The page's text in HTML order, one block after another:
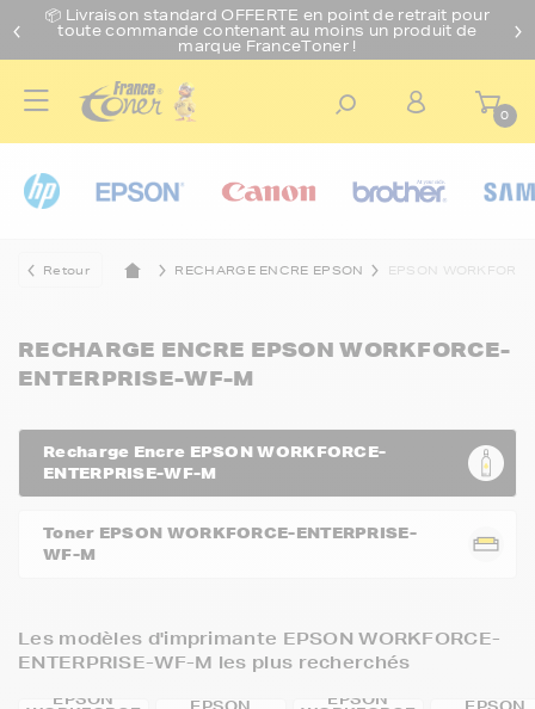
📦 Livraison standard OFFERTE en point de retrait pour
toute commande contenant au moins un produit de
marque FranceToner !
0
Retour RECHARGE ENCRE EPSON EPSON
RECHARGE ENCRE EPSON WORKFORCE-
ENTERPRISE-WF-M
Recharge Encre EPSON WORKFORCE-
ENTERPRISE-WF-M
Toner EPSON WORKFORCE-ENTERPRISE-
WF-M
Les modèles d'imprimante EPSON WORKFORCE-
ENTERPRISE-WF-M les plus recherchés
EPSON EPSON